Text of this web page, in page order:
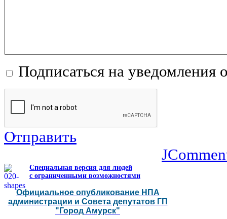
Подписаться на уведомления
Отправить
Специальная версия для людей
с ограниченными возможностями
Официальное опубликование НПА
администрации и Совета депутатов ГП
"Город Амурск"